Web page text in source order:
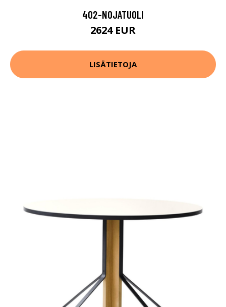
402-NOJATUOLI
2624 EUR
LISÄTIETOJA